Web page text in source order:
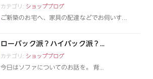
カテゴリ: ショップブログ
ご新築のお宅へ、家具の配達などでお伺いす...
ローバック派？ハイバック派？...
カテゴリ: ショップブログ
今日はソファについてのお話を。 背...